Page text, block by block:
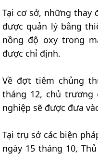
Tại cơ sở, những thay
được quản lý bằng
nồng độ oxy trong
được chỉ định.
Về đợt tiêm chủng
tháng 12, chủ trương
nghiệp sẽ được đưa
Tại trụ sở các biện
ngày 15 tháng 10,